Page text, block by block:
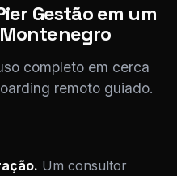
Gestão em um
completo em cerca
remoto guiado.
Um consultor